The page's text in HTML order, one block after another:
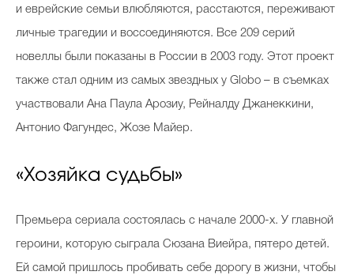
и еврейские семьи влюбляются, расстаются, переживают
личные трагедии и воссоединяются. Все 209 серий
новеллы были показаны в России в 2003 году. Этот проект
также стал одним из самых звездных у Globo – в съемках
участвовали Ана Паула Арозиу, Рейналду Джанеккини,
Антонио Фагундес, Жозе Майер.
«Хозяйка судьбы»
Премьера сериала состоялась с начале 2000-х. У главной
героини, которую сыграла Сюзана Виейра, пятеро детей.
Ей самой пришлось пробивать себе дорогу в жизни, чтобы